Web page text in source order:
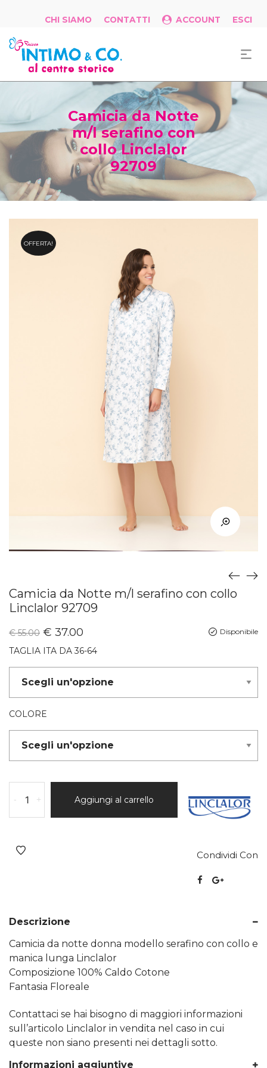
CHI SIAMO CONTATTI ACCOUNT ESCI
Camicia da Notte
m/l serafino con
collo Linclalor
92709
OFFERTA!
Camicia da Notte m/l serafino con collo
Linclalor 92709
Disponibile
€55.00 € 37.00
TAGLIA ITA DA 36-64
COLORE
- + Aggiungi al carrello
Condividi Con
Descrizione
Camicia da notte donna modello serafino con collo e
manica lunga Linclalor
Composizione 100% Caldo Cotone
Fantasia Floreale
Contattaci se hai bisogno di maggiori informazioni
sull’articolo Linclalor in vendita nel caso in cui
queste non siano presenti nei dettagli sotto.
Informazioni aggiuntive